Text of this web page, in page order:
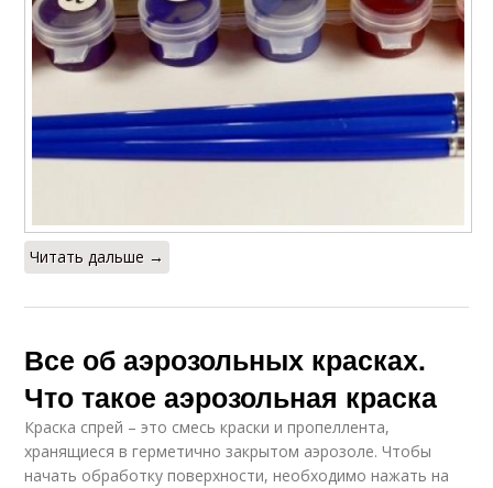
Читать дальше →
Все об аэрозольных красках.
Что такое аэрозольная краска
Краска спрей – это смесь краски и пропеллента,
хранящиеся в герметично закрытом аэрозоле. Чтобы
начать обработку поверхности, необходимо нажать на